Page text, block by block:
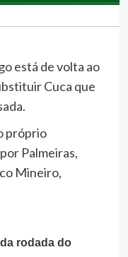
está de volta ao
Cuca que
próprio
Palmeiras,
Mineiro,
rodada do